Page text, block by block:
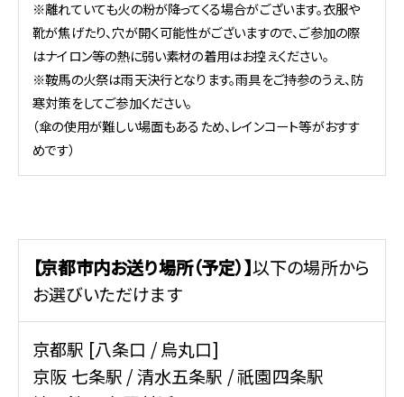
※離れていても火の粉が降ってくる場合がございます。衣服や
靴が焦げたり、穴が開く可能性がございますので、ご参加の際
はナイロン等の熱に弱い素材の着用はお控えください。
※鞍馬の火祭は雨天決行となります。雨具をご持参のうえ、防
寒対策をしてご参加ください。
（傘の使用が難しい場面もあるため、レインコート等がおすす
めです）
【京都市内お送り場所（予定）】以下の場所から
お選びいただけます
京都駅 [八条口 / 烏丸口]
京阪 七条駅 / 清水五条駅 / 祇園四条駅